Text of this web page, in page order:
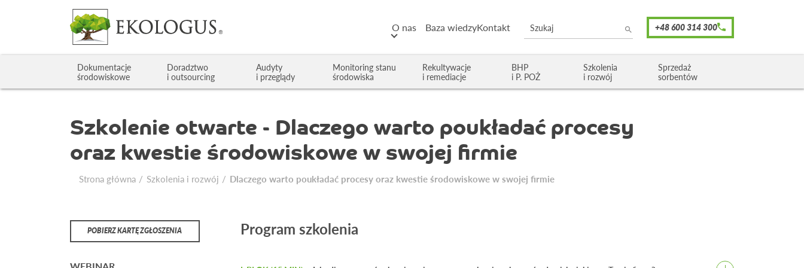
O nas Baza wiedzyKontakt
Dokumentacje
środowiskowe
Doradztwo
i outsourcing
Audyty
i przeglądy
Monitoring stanu
środowiska
Rekultywacje
i remediacje
BHP
i P. POŻ
Szkolenia
i rozwój
Sprzedaż
sorbentów
Szkolenie otwarte - Dlaczego warto poukładać procesy
oraz kwestie środowiskowe w swojej firmie
Strona główna Szkolenia i rozwój Dlaczego warto poukładać procesy oraz kwestie środowiskowe w swojej firmie
POBIERZ KARTĘ ZGŁOSZENIA Program szkolenia